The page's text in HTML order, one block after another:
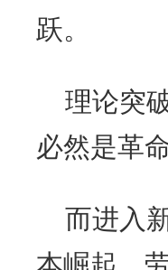
跃。
理论突
必然是革
而进入